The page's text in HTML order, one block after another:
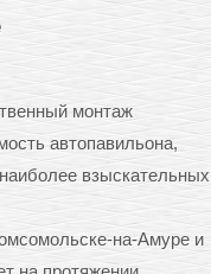
монтаж
автопавильона,
взыскательных
на-Амуре и